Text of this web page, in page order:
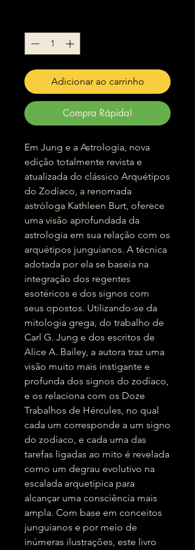
Adicionar ao carrinho
Compra Rápida!
Em Jung e a Astrologia, nova
edição totalmente revista e
atualizada do clássico Arquétipos
do Zodíaco, a renomada
astróloga Kathleen Burt, oferece
uma visão aprofundada da
astrologia em sua relação com os
arquétipos junguianos. A técnica
adotada por ela se baseia na
integração dos regentes
esotéricos e dos signos com
seus opostos. Utilizando-se da
mitologia grega, do trabalho de
Carl G. Jung e dos escritos de
Alice A. Bailey, a autora traz uma
visão muito mais instigante e
profunda dos signos do zodíaco,
e os relaciona com os Doze
Trabalhos de Hércules, no qual
cada um corresponde a um signo
do zodíaco, e cada uma das
tarefas ligadas ao mito é revelada
como um degrau evolutivo na
escalada arquetípica para
alcançar uma consciência mais
ampla. Com base em conceitos
junguianos e por meio de
inúmeras ilustrações, este livro